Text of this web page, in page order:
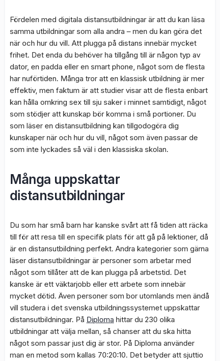
Fördelen med digitala distansutbildningar är att du kan läsa
samma utbildningar som alla andra – men du kan göra det
när och hur du vill. Att plugga på distans innebär mycket
frihet. Det enda du behöver ha tillgång till är någon typ av
dator, en padda eller en smart phone, något som de flesta
har nuförtiden. Många tror att en klassisk utbildning är mer
effektiv, men faktum är att studier visar att de flesta enbart
kan hålla omkring sex till sju saker i minnet samtidigt, något
som stödjer att kunskap bör komma i små portioner. Du
som läser en distansutbildning kan tillgodogöra dig
kunskaper när och hur du vill, något som även passar de
som inte lyckades så väl i den klassiska skolan.
Många uppskattar
distansutbildningar
Du som har små barn har kanske svårt att få tiden att räcka
till för att resa till en specifik plats för att gå på lektioner, då
är en distansutbildning perfekt. Andra kategorier som gärna
läser distansutbildningar är personer som arbetar med
något som tillåter att de kan plugga på arbetstid. Det
kanske är ett väktarjobb eller ett arbete som innebär
mycket dötid. Även personer som bor utomlands men ändå
vill studera i det svenska utbildningssystemet uppskattar
distansutbildningar. På Diploma hittar du 230 olika
utbildningar att välja mellan, så chanser att du ska hitta
något som passar just dig är stor. På Diploma använder
man en metod som kallas 70:20:10. Det betyder att sjuttio